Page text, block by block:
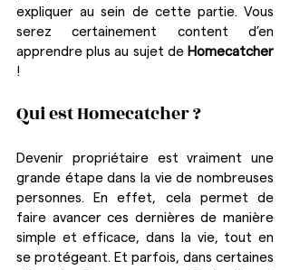
expliquer au sein de cette partie. Vous
serez certainement content d’en
apprendre plus au sujet de Homecatcher
!
Qui est Homecatcher ?
Devenir propriétaire est vraiment une
grande étape dans la vie de nombreuses
personnes. En effet, cela permet de
faire avancer ces dernières de manière
simple et efficace, dans la vie, tout en
se protégeant. Et parfois, dans certaines